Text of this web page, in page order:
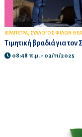
ΙΕΡΑΠΕΤΡΑ, ΣΥΛΛΟΓΟΣ ΦΙΛΩΝ
Τιμητική βραδιά για
08:48 π.μ. - 03/11/2025